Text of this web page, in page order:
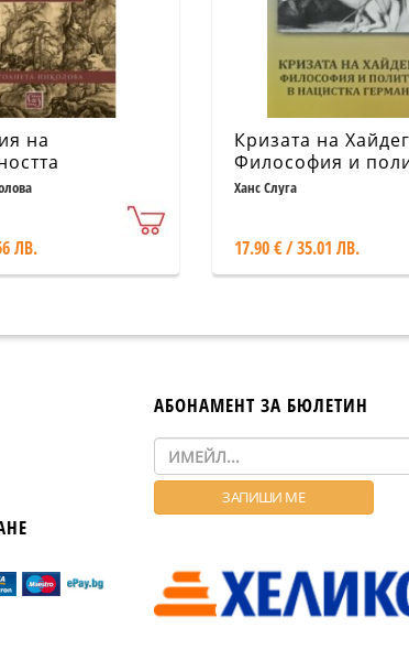
на
ЛВ.
Кризата на
Философия и
нацистка Германия
Ханс Слуга
17.90 € / 35.01 ЛВ.
АБОНАМЕНТ ЗА БЮЛЕТИН